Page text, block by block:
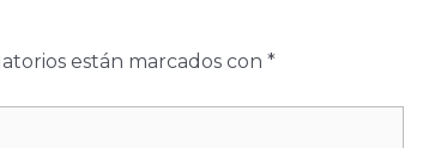
están marcados con *